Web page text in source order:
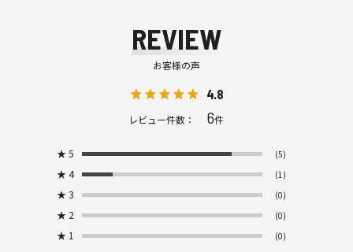
REVIEW
お客様の声
4.8
レビュー件数： 6件
★ 5 (5)
★ 4 (1)
★ 3 (0)
★ 2 (0)
★ 1 (0)